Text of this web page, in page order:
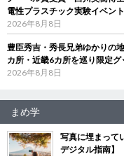
電性プラスチック実験イベン
2026年8月8日
豊臣秀吉・秀長兄弟ゆかりの
カ所・近畿6カ所を巡り限定グ
2026年8月8日
まめ学
写真に埋まって
デジタル指南】